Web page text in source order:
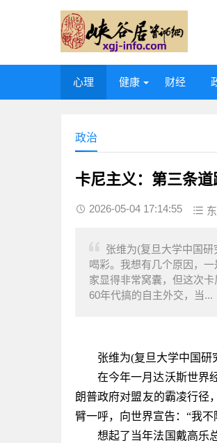
心理 健康 财经
政治
卡尼主义：第三条道
2026-05-04 17:14:55
张维为(复旦大学中国
喝彩。我想有几个原因，
家显得非常窝囊，但这次
60年代搞的自主外交，当...
张维为(复旦大学中国研
在今年一月达沃斯世界
朗普政府对盟友的霸凌行径
臂一呼，向世界宣告： “我不
想起了当年法国戴高乐